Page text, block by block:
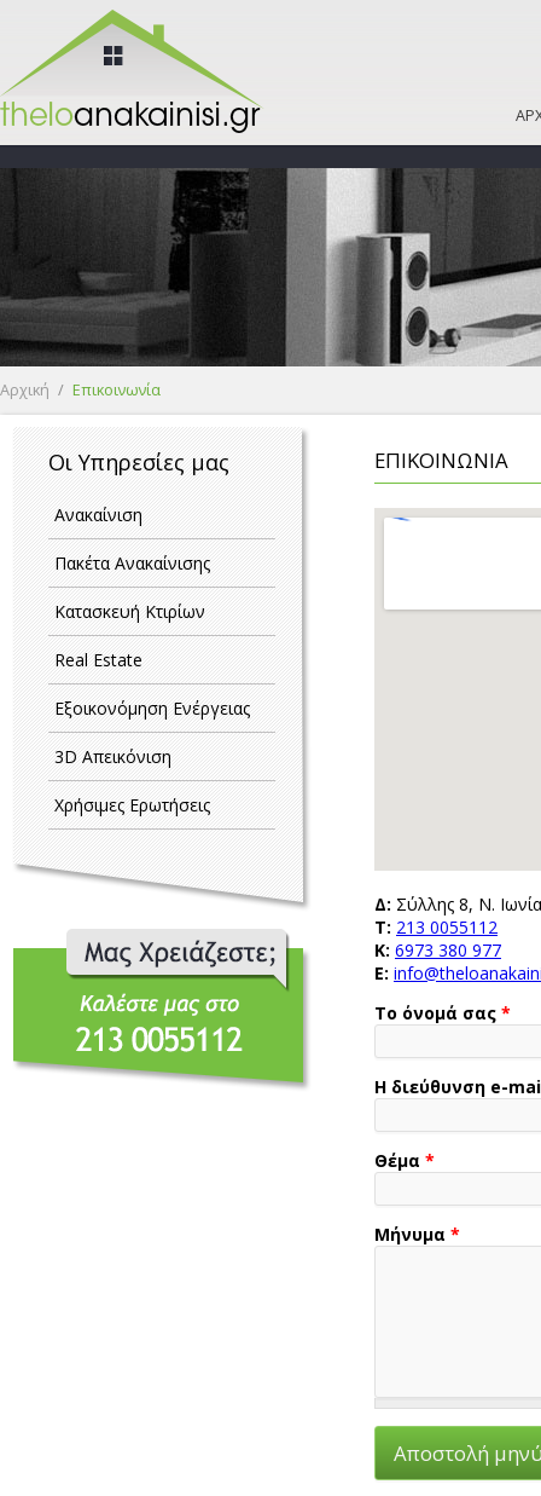
Είστε εδώ
Αρχική / Επικοινωνία
ΕΠΙΚΟΙΝΩΝΙΑ
Δ: Σύλλης 8, Ν.
Τ: 213 0055112
Κ: 6973 380 977
E:
Το όνομά σας *
Η διεύθυνση e-
Θέμα *
Μήνυμα *
Οι Υπηρεσίες μας
Ανακαίνιση
Πακέτα Ανακαίνισης
Κατασκευή Κτιρίων
Real Estate
Εξοικονόμηση Ενέργειας
3D Απεικόνιση
Χρήσιμες Ερωτήσεις
Μας Χρειάζεστε; Καλέστε μας στο 213 0055112